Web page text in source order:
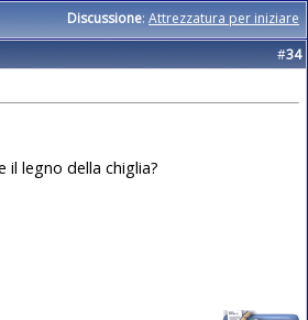
Discussione: Attrezzatura per iniziare
#34
il legno della chiglia?